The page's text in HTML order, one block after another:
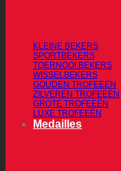
KLEINE BEKERS
SPORTBEKERS
TOERNOOI BEKERS
WISSELBEKERS
GOUDEN TROFEEËN
ZILVEREN TROFEEËN
GROTE TROFEEËN
LUXE TROFEEËN
Medailles